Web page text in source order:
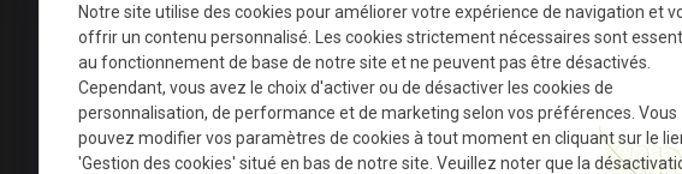
place
Allée des Roseaux
59270 Bailleul
mail contact@deco-stores.com
Notre site utilise des cookies pour améliorer votre expérience de navigation et
offrir un contenu personnalisé. Les cookies strictement nécessaires sont
au fonctionnement de base de notre site et ne peuvent pas être désactivés.
Cependant, vous avez le choix d'activer ou de désactiver les cookies de
personnalisation, de performance et de marketing selon vos préférences. Vous
pouvez modifier vos paramètres de cookies à tout moment en cliquant sur le
'Gestion des cookies' situé en bas de notre site. Veuillez noter que la